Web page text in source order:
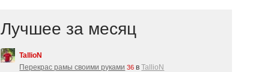
Лучшее за месяц
TallioN
Перекрас рамы своими руками 36 вTallioN